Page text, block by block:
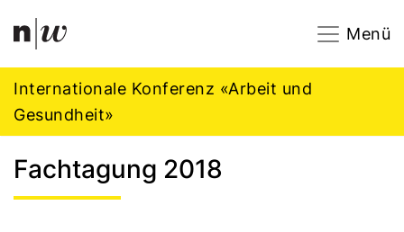
Navigation
Menü
Internationale Konferenz «Arbeit und
Gesundheit»
Fachtagung 2018
Footer